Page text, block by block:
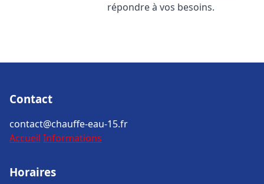
répondre à vos besoins.
Contact
contact@chauffe-eau-15.fr
Accueil Informations
Horaires